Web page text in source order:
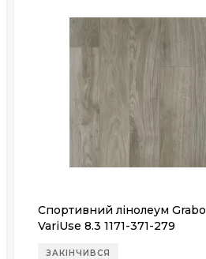
Спортивний лінолеум Grabo
VariUse 8.3 1171-371-279
ЗАКІНЧИВСЯ